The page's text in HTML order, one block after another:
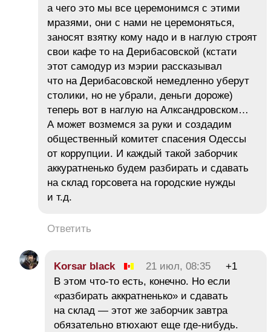
а чего это мы все церемонимся с этими
мразями, они с нами не церемоняться,
заносят взятку кому надо и в наглую строят
свои кафе то на Дерибасовской (кстати
этот самодур из мэрии рассказывал
что на Дерибасовской немедленно уберут
столики, но не убрали, деньги дороже)
теперь вот в наглую на Алксандровском…
А может возмемся за руки и создадим
общественный комитет спасения Одессы
от коррупции. И каждый такой заборчик
аккуратненько будем разбирать и сдавать
на склад горсовета на городские нужды
и т.д.
Ответить
Korsar black 21 июл, 08:35
+1
В этом что-то есть, конечно. Но если
«разбирать аккратненько» и сдавать
на склад — этот же заборчик завтра
обязательно втюхают еще где-нибудь.